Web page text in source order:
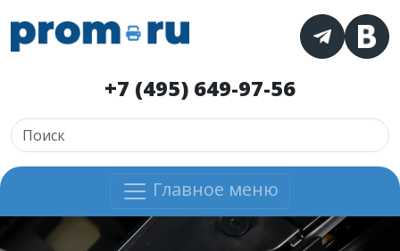
+7 (495) 649-97-56
Главное меню